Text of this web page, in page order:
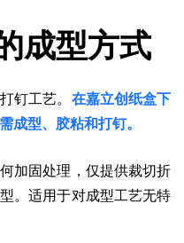
成型方式
钉工艺。 在嘉立创纸盒下
成型、胶粘和打钉。
加固处理，仅提供裁切折
。适用于对成型工艺无特